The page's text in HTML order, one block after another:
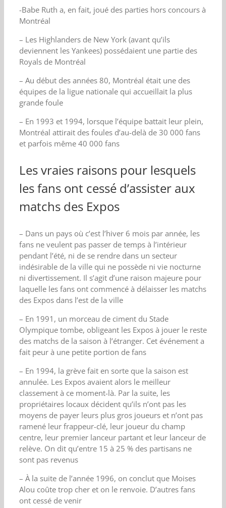
-Babe Ruth a, en fait, joué des parties hors concours à
Montréal
– Les Highlanders de New York (avant qu’ils
deviennent les Yankees) possédaient une partie des
Royals de Montréal
– Au début des années 80, Montréal était une des
équipes de la ligue nationale qui accueillait la plus
grande foule
– En 1993 et 1994, lorsque l’équipe battait leur plein,
Montréal attirait des foules d’au-delà de 30 000 fans
et parfois même 40 000 fans
Les vraies raisons pour lesquels
les fans ont cessé d’assister aux
matchs des Expos
– Dans un pays où c’est l’hiver 6 mois par année, les
fans ne veulent pas passer de temps à l’intérieur
pendant l’été, ni de se rendre dans un secteur
indésirable de la ville qui ne possède ni vie nocturne
ni divertissement. Il s’agit d’une raison majeure pour
laquelle les fans ont commencé à délaisser les matchs
des Expos dans l’est de la ville
– En 1991, un morceau de ciment du Stade
Olympique tombe, obligeant les Expos à jouer le reste
des matchs de la saison à l’étranger. Cet événement a
fait peur à une petite portion de fans
– En 1994, la grève fait en sorte que la saison est
annulée. Les Expos avaient alors le meilleur
classement à ce moment-là. Par la suite, les
propriétaires locaux décident qu’ils n’ont pas les
moyens de payer leurs plus gros joueurs et n’ont pas
ramené leur frappeur-clé, leur joueur du champ
centre, leur premier lanceur partant et leur lanceur de
relève. On dit qu’entre 15 à 25 % des partisans ne
sont pas revenus
– À la suite de l’année 1996, on conclut que Moises
Alou coûte trop cher et on le renvoie. D’autres fans
ont cessé de venir